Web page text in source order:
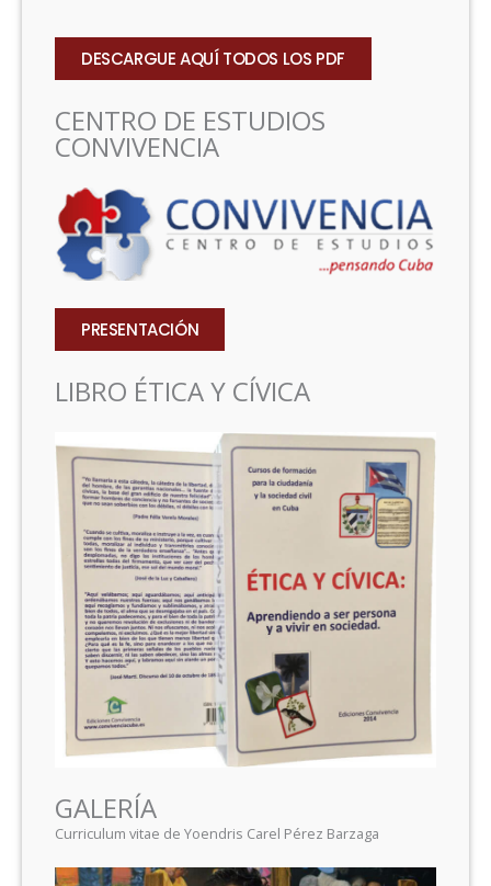
DESCARGUE AQUÍ TODOS LOS PDF
CENTRO DE ESTUDIOS
CONVIVENCIA
PRESENTACIÓN
LIBRO ÉTICA Y CÍVICA
GALERÍA
Curriculum vitae de Yoendris Carel Pérez Barzaga